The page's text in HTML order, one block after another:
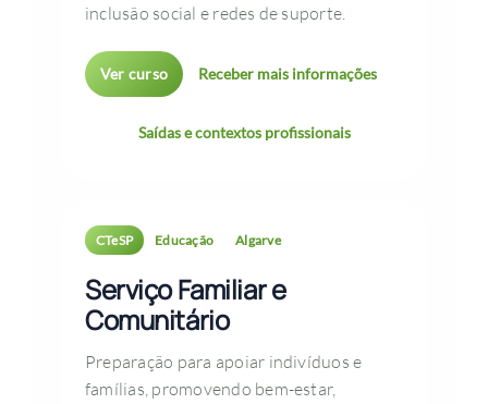
inclusão social e redes de suporte.
Ver curso Receber mais informações
Saídas e contextos profissionais
CTeSP Educação Algarve
Serviço Familiar e
Comunitário
Preparação para apoiar indivíduos e
famílias, promovendo bem-estar,